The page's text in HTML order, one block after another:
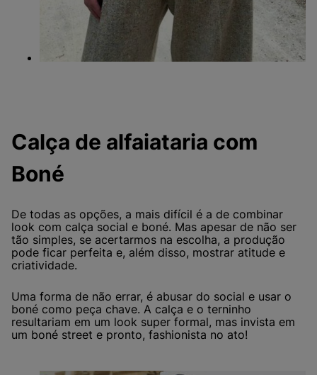
Calça de alfaiataria com
Boné
De todas as opções, a mais difícil é a de combinar
look com calça social e boné. Mas apesar de não ser
tão simples, se acertarmos na escolha, a produção
pode ficar perfeita e, além disso, mostrar atitude e
criatividade.
Uma forma de não errar, é abusar do social e usar o
boné como peça chave. A calça e o terninho
resultariam em um look super formal, mas invista em
um boné street e pronto, fashionista no ato!